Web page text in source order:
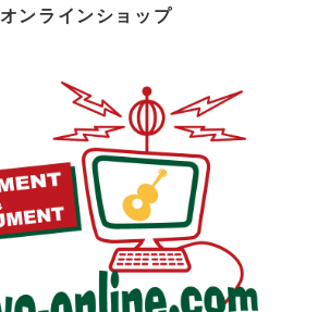
オンラインショップ